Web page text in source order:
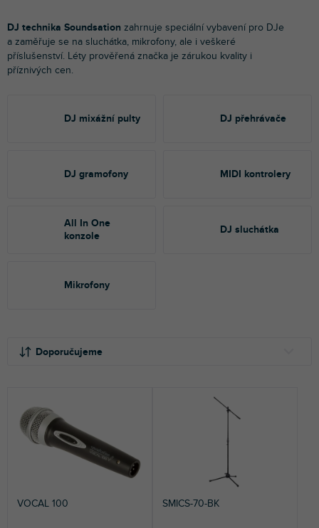
DJ technika Soundsation zahrnuje speciální vybavení pro DJe
a zaměřuje se na sluchátka, mikrofony, ale i veškeré
příslušenství. Léty prověřená značka je zárukou kvality i
příznivých cen.
DJ mixážní pulty DJ přehrávače
DJ gramofony MIDI kontrolery
All In One
konzole
DJ sluchátka
Mikrofony
Doporučujeme
NEJDRAŽŠÍ
NEJPRODÁVANĚJŠÍ
VOCAL 100 SMICS-70-BK